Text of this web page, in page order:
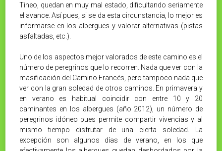
Tineo, quedan en muy mal estado, dificultando seriamente
el avance. Así pues, si se da esta circunstancia, lo mejor es
informarse en los albergues y valorar alternativas (pistas
asfaltadas, etc.).
Uno de los aspectos mejor valorados de este camino es el
número de peregrinos que lo recorren. Nada que ver con la
masificación del Camino Francés, pero tampoco nada que
ver con la gran soledad de otros caminos. En primavera y
en verano es habitual coincidir con entre 10 y 20
caminantes en los albergues (año 2012), un número de
peregrinos idóneo pues permite compartir vivencias y al
mismo tiempo disfrutar de una cierta soledad. La
excepción son algunos días de verano, en los que